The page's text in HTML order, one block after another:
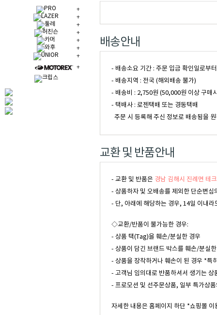
배송안내
- 배송소요 기간 : 주문 입금 확인일로부
- 배송지역 : 전국 (해외배송 불가)
- 배송비 : 2,750원 (50,000원 이상 구매
- 택배사 : 로젠택배 또는 경동택배
주문 시 등록해 주신 정보로 배송됨을
교환 및 반품안내
- 교환 및 반품은 경남 김해시 진례면 테
- 상품하자 및 오배송를 제외한 단순변
- 단, 아래에 해당하는 경우, 14일 이내
◇교환/반품이 불가능한 경우:
- 상품 택(Tag)을 훼손/분실한 경우
- 상품이 담긴 브랜드 박스를 훼손/분실
- 상품을 장착하거나 훼손이 된 경우 *특
- 고객님 임의대로 반품하셔서 생기는 상
- 프로모션 및 선주문상품, 일부 특가상
자세한 내용은 홈페이지 하단 *쇼핑몰